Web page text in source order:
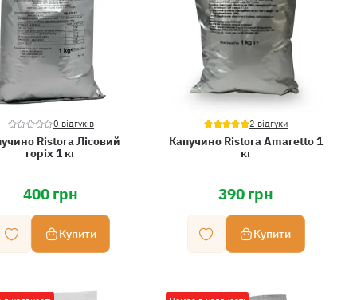
0 відгуків
Ristora Лісовий
горіх 1 кг
400 грн
Купити
2 відгуки
Капучино Ristora Amaretto 1
кг
390 грн
Купити